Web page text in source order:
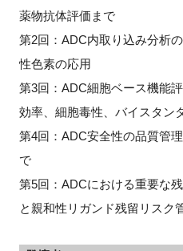
薬物抗体評価まで
第2回：ADC内取り込み分析
性色素の応用
第3回：ADC細胞ベース機能
効率、細胞毒性、バイスタン
第4回：ADC安全性の品質管
で
第5回：ADCにおける重要な
と親和性リガンド残留リスク